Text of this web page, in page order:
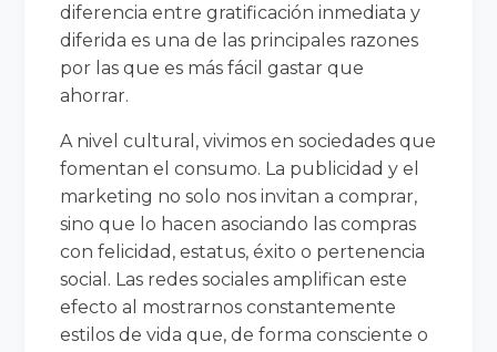
diferencia entre gratificación inmediata y
diferida es una de las principales razones
por las que es más fácil gastar que
ahorrar.
A nivel cultural, vivimos en sociedades que
fomentan el consumo. La publicidad y el
marketing no solo nos invitan a comprar,
sino que lo hacen asociando las compras
con felicidad, estatus, éxito o pertenencia
social. Las redes sociales amplifican este
efecto al mostrarnos constantemente
estilos de vida que, de forma consciente o